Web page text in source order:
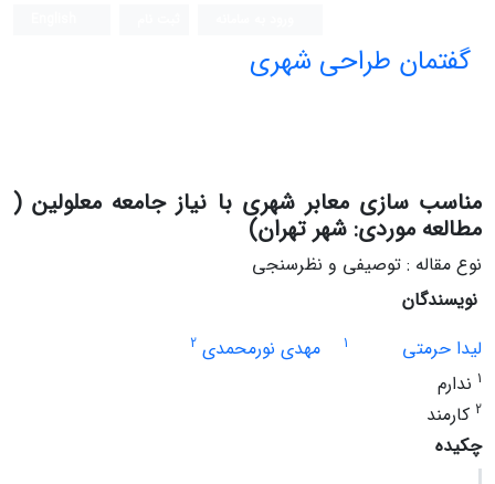
گفتمان طراحی شهری
مناسب سازی معابر شهری با نیاز جامعه معلولین (
مطالعه موردی: شهر تهران)
نوع مقاله : توصیفی و نظرسنجی
نویسندگان
لیدا حرمتی
1 مهدی نورمحمدی 2
1 ندارم
2 کارمند
چکیده